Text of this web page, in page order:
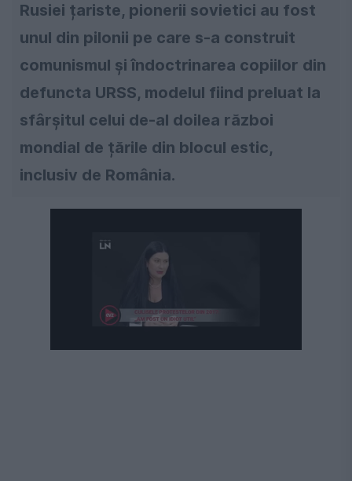
Rusiei țariste, pionerii sovietici au fost
unul din pilonii pe care s-a construit
comunismul și îndoctrinarea copiilor din
defuncta URSS, modelul fiind preluat la
sfârșitul celui de-al doilea război
mondial de țările din blocul estic,
inclusiv de România.